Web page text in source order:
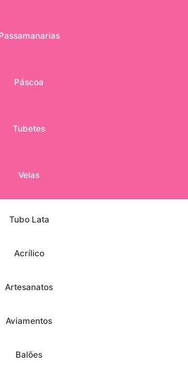
Passamanarias
Páscoa
Tubetes
Velas
Tubo Lata
Acrílico
Artesanatos
Aviamentos
Balões